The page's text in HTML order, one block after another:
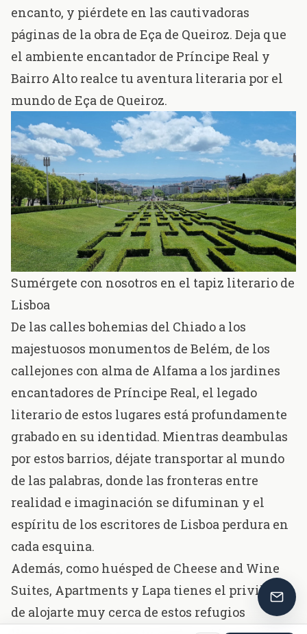
encanto, y piérdete en las cautivadoras
páginas de la obra de Eça de Queiroz. Deja que
el ambiente encantador de Príncipe Real y
Bairro Alto realce tu aventura literaria por el
mundo de Eça de Queiroz.
Sumérgete con nosotros en el tapiz literario de
Lisboa
De las calles bohemias del Chiado a los
majestuosos monumentos de Belém, de los
callejones con alma de Alfama a los jardines
encantadores de Príncipe Real, el legado
literario de estos lugares está profundamente
grabado en su identidad. Mientras deambulas
por estos barrios, déjate transportar al mundo
de las palabras, donde las fronteras entre
realidad e imaginación se difuminan y el
espíritu de los escritores de Lisboa perdura en
cada esquina.
Además, como huésped de Cheese and Wine
Suites, Apartments y Lapa tienes el privilegio
de alojarte muy cerca de estos refugios